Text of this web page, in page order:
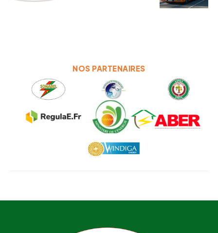
NOS PARTENAIRES